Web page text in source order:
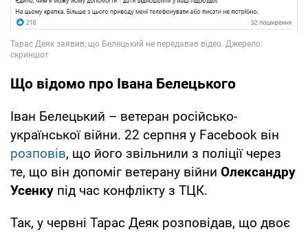
Що відомо про Івана Белецького
Іван Белецький – ветеран російсько-
української війни. 22 серпня у Facebook він
розповів, що його звільнили з поліції через
те, що він допоміг ветерану війни Олександру
Усенку під час конфлікту з ТЦК.
Так, у червні Тарас Деяк розповідав, що двоє